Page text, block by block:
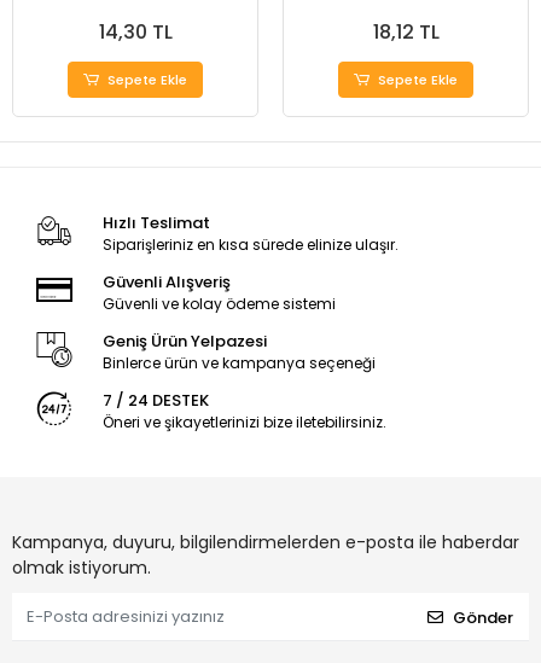
14,30 TL
Sepete Ekle
18,12 TL
Sepete Ekle
Hızlı Teslimat
Siparişleriniz en kısa sürede elinize ulaşır.
Güvenli Alışveriş
Güvenli ve kolay ödeme sistemi
Geniş Ürün Yelpazesi
Binlerce ürün ve kampanya seçeneği
7 / 24 DESTEK
Öneri ve şikayetlerinizi bize iletebilirsiniz.
Kampanya, duyuru, bilgilendirmelerden e-posta ile haberdar
olmak istiyorum.
Gönder